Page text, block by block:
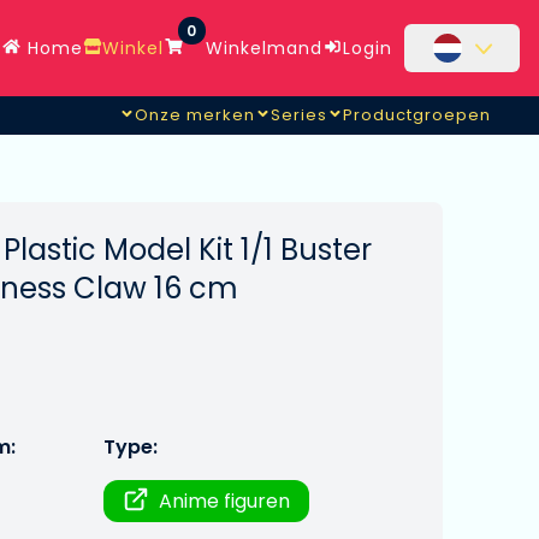
Home Winkel
0
Winkelmand Login
Onze merken Series Productgroepen
Model Kit 1/1 Buster
Claw 16 cm
Type:
Anime figuren